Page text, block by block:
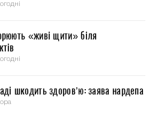
«живі щити» біля
шкодить здоров’ю: заява нардепа